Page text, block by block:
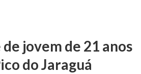
jovem de 21 anos
do Jaraguá